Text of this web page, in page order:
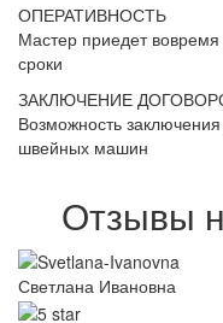
ОПЕРАТИВНОСТЬ
Мастер приедет
сроки
ЗАКЛЮЧЕНИЕ
Возможность
швейных машин
Отзывы
Светлана Ивановна